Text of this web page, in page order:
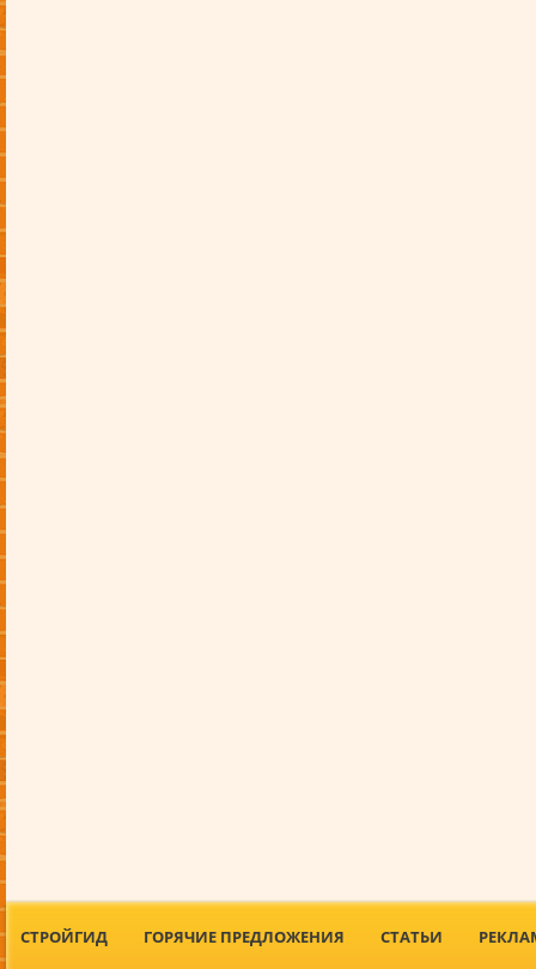
СТРОЙГИД ГОРЯЧИЕ ПРЕДЛОЖЕНИЯ СТАТЬИ